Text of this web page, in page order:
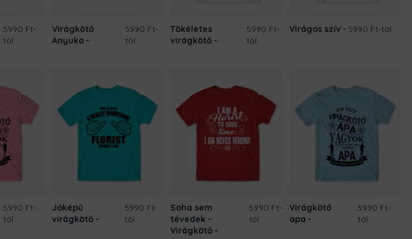
5990 Ft-
tól
Virágkötő
Anyuka
5990 Ft-
tól
Tökéletes
virágkötő
5990 Ft-
tól
Virágos szív 5990 Ft-tól
5990 Ft-
tól
Jóképű
virágkötő
5990 Ft-
tól
Soha sem
tévedek -
Virágkötő
5990 Ft-
tól
Virágkötő
apa
5990 Ft-
tól